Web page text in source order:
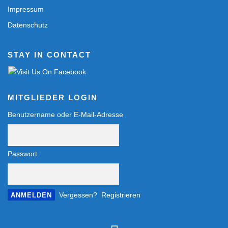
Impressum
Datenschutz
STAY IN CONTACT
MITGLIEDER LOGIN
Benutzername oder E-Mail-Adresse
Passwort
Vergessen? Registrieren